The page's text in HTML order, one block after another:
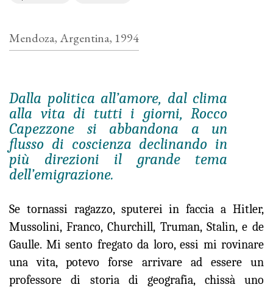
Mendoza, Argentina, 1994
Dalla politica all’amore, dal clima
alla vita di tutti i giorni, Rocco
Capezzone si abbandona a un
flusso di coscienza declinando in
più direzioni il grande tema
dell’emigrazione.
Se tornassi ragazzo, sputerei in faccia a Hitler,
Mussolini, Franco, Churchill, Truman, Stalin, e de
Gaulle. Mi sento fregato da loro, essi mi rovinare
una vita, potevo forse arrivare ad essere un
professore di storia di geografia, chissà uno